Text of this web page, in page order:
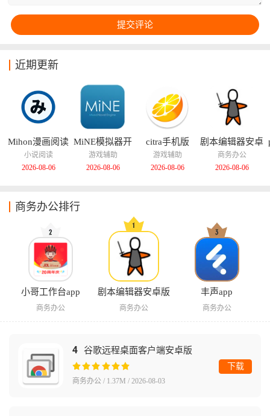
近期更新
Mihon漫画阅读
器
小说阅读
2026-08-06
MiNE模拟器开
源版
游戏辅助
2026-08-06
citra手机版
游戏辅助
2026-08-06
剧本编辑器安卓
版
商务办公
2026-08-06
商务办公排行
小哥工作台app
商务办公
剧本编辑器安卓版
商务办公
丰声app
商务办公
4 谷歌远程桌面客户端安卓版
商务办公 / 1.37M / 2026-08-03
下载